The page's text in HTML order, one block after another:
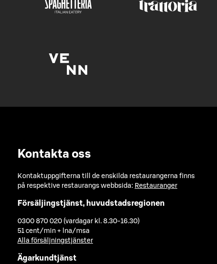
Kontakta oss
Kontaktuppgifterna till de enskilda restaurangerna finns
på respektive restaurangs webbsida: Restauranger
Försäljingstjänst, huvudstadsregionen
0300 870 020 (vardagar kl. 8.30-16.30)
51 cent/min + lna/msa
Alla försäljningstjänster
Ägarkundtjänst